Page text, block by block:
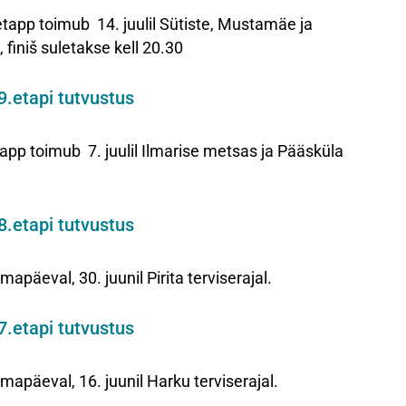
toimub 14. juulil Sütiste, Mustamäe ja
finiš suletakse kell 20.30
tutvustus
toimub 7. juulil Ilmarise metsas ja Pääsküla
tutvustus
30. juunil Pirita terviserajal.
tutvustus
16. juunil Harku terviserajal.